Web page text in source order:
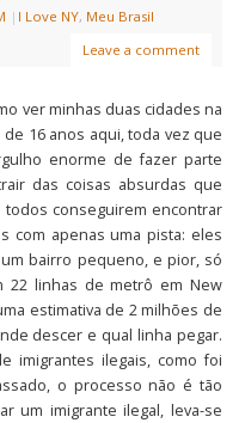
| I Love NY, Meu Brasil
Leave a comment
ver minhas duas cidades na
16 anos aqui, toda vez que
enorme de fazer parte
das coisas absurdas que
todos conseguirem encontrar
com apenas uma pista: eles
bairro pequeno, e pior, só
22 linhas de metrô em New
estimativa de 2 milhões de
descer e qual linha pegar.
imigrantes ilegais, como foi
o processo não é tão
um imigrante ilegal, leva-se